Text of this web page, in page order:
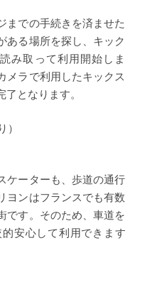
までの手続きを済ませた
ある場所を探し、キック
み取って利用開始しま
メラで利用したキックス
となります。
ケーターも、歩道の通行
ヨンはフランスでも有数
です。そのため、車道を
安心して利用できます